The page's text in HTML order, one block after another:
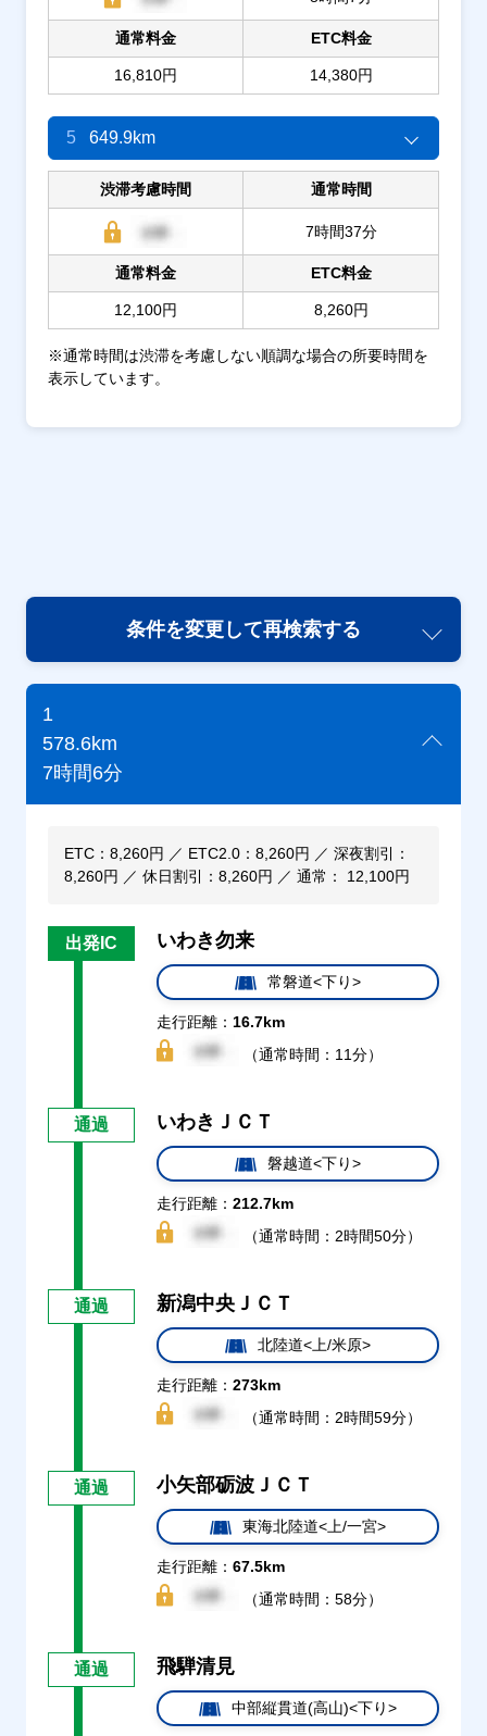
通常料金
16,810円
ETC料金
14,380円
5 649.9km
渋滞考慮時間 通常時間
7時間37分
通常料金
12,100円
ETC料金
8,260円
※通常時間は渋滞を考慮しない順調な場合の所要時間を
表示しています。
条件を変更して再検索する
1
578.6km
7時間6分
ETC：8,260円 ／ ETC2.0：8,260円 ／ 深夜割引：
8,260円 ／ 休日割引：8,260円 ／ 通常： 12,100円
出発IC いわき勿来
常磐道<下り>
走行距離： 16.7km
（通常時間：11分）
通過 いわきＪＣＴ
磐越道<下り>
走行距離： 212.7km
（通常時間：2時間50分）
通過 新潟中央ＪＣＴ
北陸道<上/米原>
走行距離： 273km
（通常時間：2時間59分）
通過 小矢部砺波ＪＣＴ
東海北陸道<上/一宮>
走行距離： 67.5km
（通常時間：58分）
通過 飛騨清見
中部縦貫道(高山)<下り>